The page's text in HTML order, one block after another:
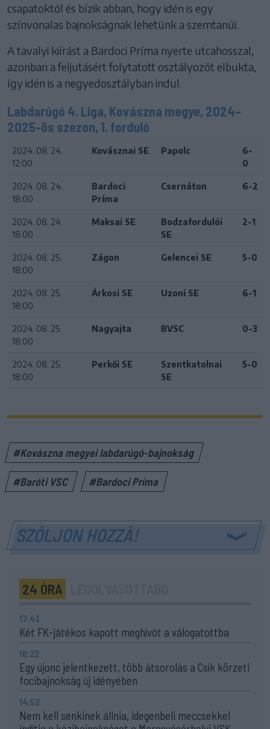
csapatoktól és bízik abban, hogy idén is egy
színvonalas bajnokságnak lehetünk a szemtanúi.
A tavalyi kiírást a Bardoci Príma nyerte utcahosszal,
azonban a feljutásért folytatott osztályozót elbukta,
így idén is a negyedosztályban indul.
Labdarúgó 4. Liga, Kovászna megye, 2024–
2025-ös szezon, 1. forduló
2024. 08. 24.
12:00
Kovásznai SE Papolc
6-
0
2024. 08. 24.
18:00
Bardoci
Príma
Csernáton 6-2
2024. 08. 24.
18:00
Maksai SE
Bodzafordulói
SE
2-1
2024. 08. 25.
18:00
Zágon Gelencei SE 5-0
2024. 08. 25.
18:00
Árkosi SE Uzoni SE 6-1
2024. 08. 25.
18:00
Nagyajta BVSC 0-3
2024. 08. 25.
18:00
Perkői SE
Szentkatolnai
SE
5-0
#Kovászna megyei labdarúgó-bajnokság
#Baróti VSC #Bardoci Príma
SZÓLJON HOZZÁ!
24 ÓRA
17:43
Két FK-játékos kapott meghívót a válogatottba
16:22
Egy újonc jelentkezett, több átsorolás a Csík körzeti
focibajnokság új idényében
14:52
Nem kell senkinek állnia, idegenbeli meccsekkel